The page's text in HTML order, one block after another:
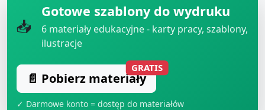
📥
Gotowe szablony do wydruku
6 materiały edukacyjne - karty pracy, szablony,
ilustracje
📄 Pobierz materiały
GRATIS
✓ Darmowe konto = dostęp do materiałów